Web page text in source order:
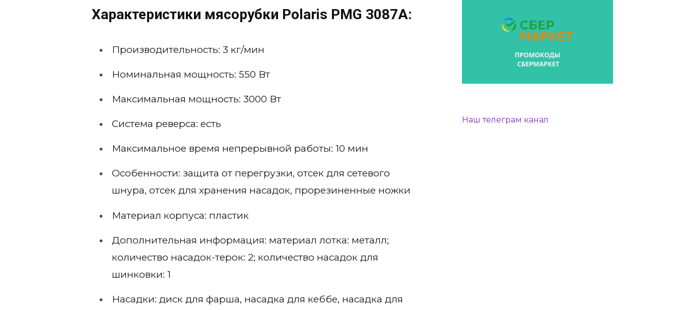
Характеристики мясорубки Polaris PMG 3087A:
Производительность: 3 кг/мин
Номинальная мощность: 550 Вт
Максимальная мощность: 3000 Вт
Система реверса: есть
Максимальное время непрерывной работы: 10 мин
Особенности: защита от перегрузки, отсек для сетевого
шнура, отсек для хранения насадок, прорезиненные ножки
Материал корпуса: пластик
Дополнительная информация: материал лотка: металл;
количество насадок-терок: 2; количество насадок для
шинковки: 1
Насадки: диск для фарша, насадка для кеббе, насадка для
Наш телеграм канал